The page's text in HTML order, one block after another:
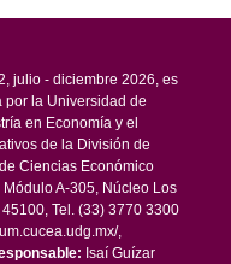
julio - diciembre 2026, es
por la Universidad de
en Economía y el
de la División de
Ciencias Económico
A-305, Núcleo Los
Tel. (33) 3770 3300
,
Isaí Guízar